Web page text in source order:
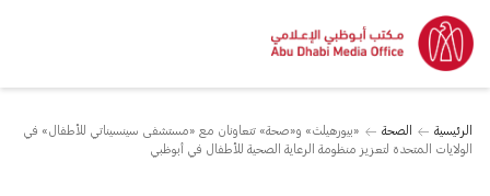
الرئيسية الصحة
«بيورهيلث» و«صحة» تتعاونان مع «مستشفى سينسيناتي للأطفال» في
الولايات المتحدة لتعزيز منظومة الرعاية الصحية للأطفال في أبوظبي